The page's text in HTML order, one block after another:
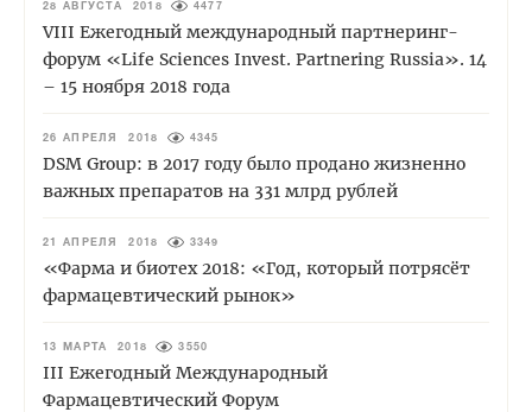
28 АВГУСТА 2018 4477
VIII Ежегодный международный партнеринг-
форум «Life Sciences Invest. Partnering Russia». 14
– 15 ноября 2018 года
26 АПРЕЛЯ 2018 4345
DSM Group: в 2017 году было продано жизненно
важных препаратов на 331 млрд рублей
21 АПРЕЛЯ 2018 3349
«Фарма и биотех 2018: «Год, который потрясёт
фармацевтический рынок»
13 МАРТА 2018 3550
III Ежегодный Международный
Фармацевтический Форум